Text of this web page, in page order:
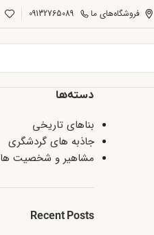
فروشگاه‌های ما 09132765089
دسته‌ها
بناهای تاریخی
جاذبه های گردشگری
مشاهیر و شخصیت ها
Recent Posts